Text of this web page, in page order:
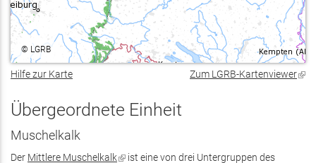
© LGRB
Hilfe zur Karte Zum LGRB-Kartenviewer
Übergeordnete Einheit
Muschelkalk
Der Mittlere Muschelkalk(Linkist eine von drei Untergruppen des